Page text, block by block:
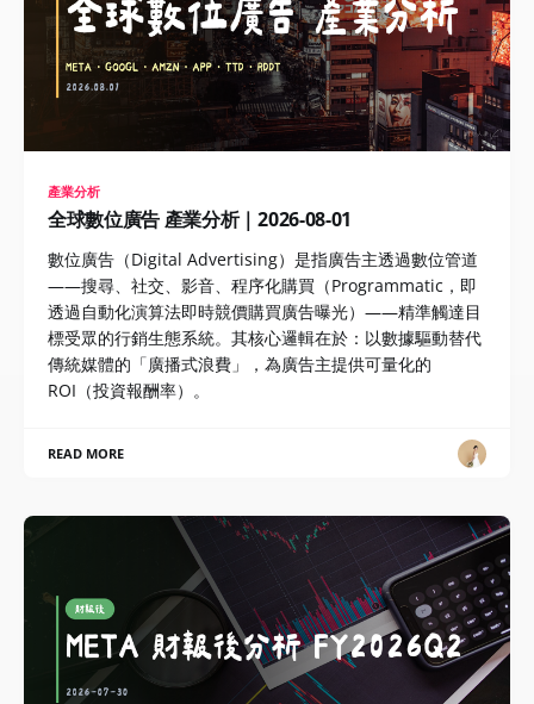
產業分析
全球數位廣告 產業分析｜2026-08-01
數位廣告（Digital Advertising）是指廣告主透過數位管道
——搜尋、社交、影音、程序化購買（Programmatic，即
透過自動化演算法即時競價購買廣告曝光）——精準觸達目
標受眾的行銷生態系統。其核心邏輯在於：以數據驅動替代
傳統媒體的「廣播式浪費」，為廣告主提供可量化的
ROI（投資報酬率）。
READ MORE